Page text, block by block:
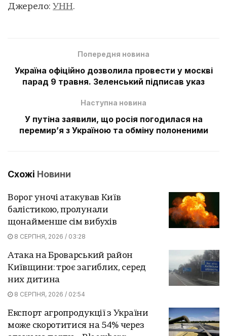
Джерело: УНН.
Попередня новина
Україна офіційно дозволила провести у москві
парад 9 травня. Зеленський підписав указ
Наступна новина
У путіна заявили, що росія погодилася на
перемир’я з Україною та обміну полоненими
Схожі Новини
Ворог уночі атакував Київ
балістикою, пролунали
щонайменше сім вибухів
8 СЕРПНЯ, 2026 / 03:28
Атака на Броварський район
Київщини: троє загиблих, серед
них дитина
8 СЕРПНЯ, 2026 / 02:54
Експорт агропродукції з України
може скоротитися на 54% через